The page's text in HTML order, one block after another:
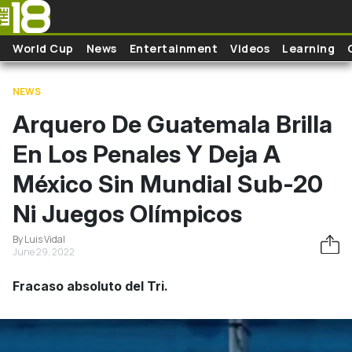
Skip to main content
World Cup News Entertainment Videos Learning
NEWS
Arquero De Guatemala Brilla
En Los Penales Y Deja A
México Sin Mundial Sub-20
Ni Juegos Olímpicos
By Luis Vidal
June 29, 2022
Fracaso absoluto del Tri.